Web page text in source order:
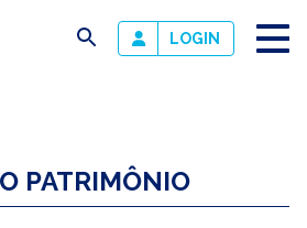
busca LOGIN
PATRIMÔNIO